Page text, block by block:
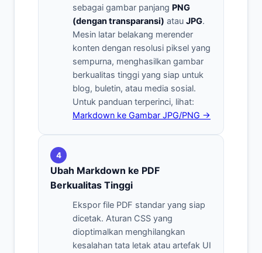
sebagai gambar panjang PNG
(dengan transparansi) atau JPG.
Mesin latar belakang merender
konten dengan resolusi piksel yang
sempurna, menghasilkan gambar
berkualitas tinggi yang siap untuk
blog, buletin, atau media sosial.
Untuk panduan terperinci, lihat:
Markdown ke Gambar JPG/PNG →
4
Ubah Markdown ke PDF
Berkualitas Tinggi
Ekspor file PDF standar yang siap
dicetak. Aturan CSS yang
dioptimalkan menghilangkan
kesalahan tata letak atau artefak UI